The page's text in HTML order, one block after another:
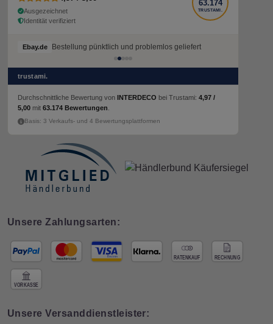
Ausgezeichnet
Identität verifiziert
63.174
TRUSTAMI.
Ebay.de Bestellung pünktlich und problemlos geliefert
trustami.
Durchschnittliche Bewertung von INTERDECO bei Trustami: 4,97 /
5,00 mit 63.174 Bewertungen
Basis: 3 Verkaufs- und 4 Bewertungsplattformen
Unsere Zahlungsarten:
Unsere Versanddienstleister: